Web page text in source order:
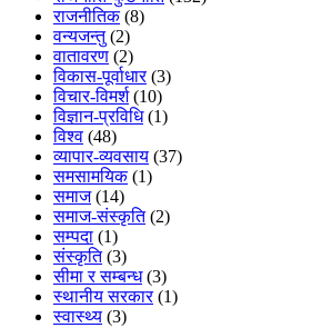
राजनीतिक(8)
वन्यजन्तु(2)
वातावरण (2)
विकास-पूर्वाधार(3)
विचार-विमर्श(10)
विज्ञान-प्रविधि(1)
विश्व (48)
व्यापार-व्यवसाय (37)
समसामयिक(1)
समाज(14)
समाज-संस्कृति(2)
सम्पदा (1)
संस्कृति(3)
सीमा र सम्बन्ध(3)
स्थानीय सरकार(1)
स्वास्थ्य (3)